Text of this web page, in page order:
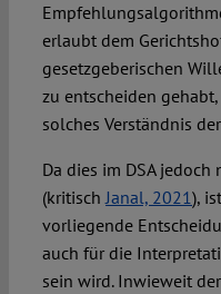
erlaubt dem
gesetzgeberischen
zu entscheiden
solches Verständnis
Da dies im DSA
(kritischJanal, 2021),
vorliegende
auch für die
sein wird. Inwieweit